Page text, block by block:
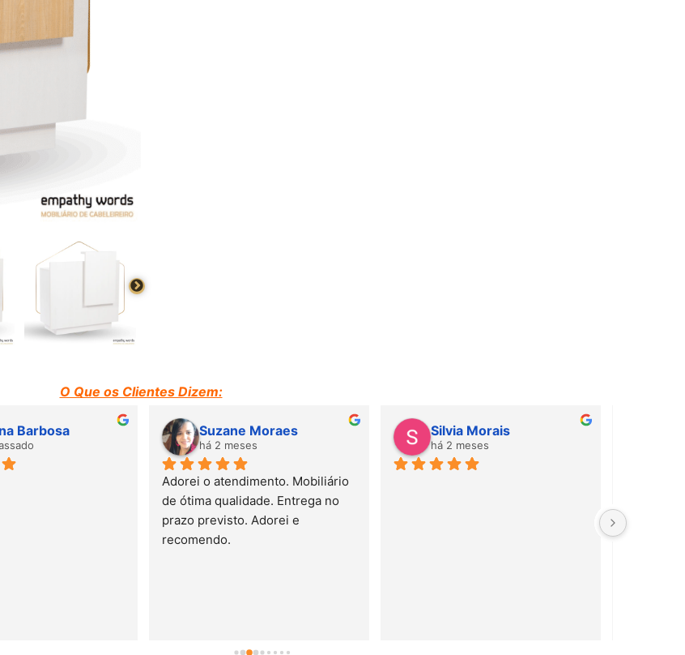
O Que os Clientes Dizem:
Barbosa Suzane Moraes
há 2 meses
Adorei o atendimento. Mobiliário
de ótima qualidade. Entrega no
prazo previsto. Adorei e
recomendo.
Silvia Morais
há 2 meses
rápido!